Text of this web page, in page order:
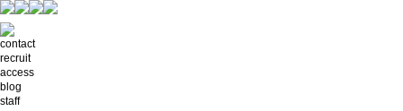
contact
recruit
access
blog
staff